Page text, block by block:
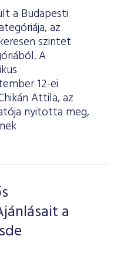
a Budapesti
az
szintet
A
12-ei
Attila, az
nyitotta meg,
a